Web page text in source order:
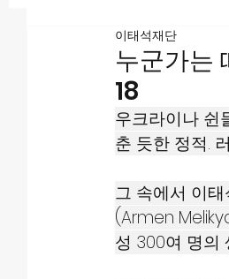
누군가는
18
이태석재단
우크라이나 쉰
춘 듯한 정적.
그 속에서 이
(Armen
성 300여 명의